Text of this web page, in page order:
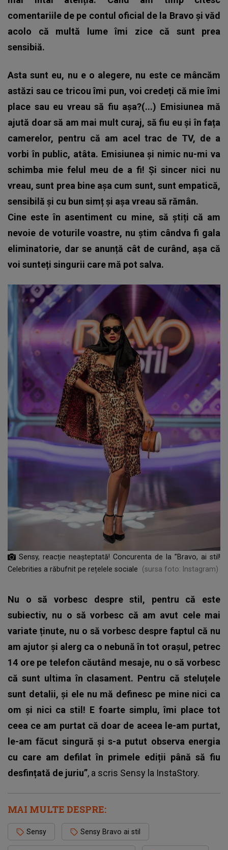
comentariile de pe contul oficial de la Bravo și văd
acolo că multă lume îmi zice că sunt prea
sensibiă.
Asta sunt eu, nu e o alegere, nu este ce mâncăm
astăzi sau ce tricou îmi pun, voi credeți că mie îmi
place sau eu vreau să fiu așa?(...) Emisiunea mă
ajută doar să am mai mult curaj, să fiu eu și în fața
camerelor, pentru că am acel trac de TV, de a
vorbi în public, atâta. Emisiunea și nimic nu-mi va
schimba mie felul meu de a fi! Și sincer nici nu
vreau, sunt prea bine așa cum sunt, sunt empatică,
sensibilă și cu bun simț și așa vreau să rămân.
Cine este în asentiment cu mine, să știți că am
nevoie de voturile voastre, nu știm cândva fi gala
eliminatorie, dar se anunță cât de curând, așa că
voi sunteți singurii care mă pot salva.
Sensy, reacție neașteptată! Concurenta de la ”Bravo, ai stil!
Celebrities a răbufnit pe rețelele sociale
(sursa foto: Instagram)
Nu o să vorbesc despre stil, pentru că este
subiectiv, nu o să vorbesc că am avut cele mai
variate ținute, nu o să vorbesc despre faptul că nu
am ajutor și alerg ca o nebună în tot orașul, petrec
14 ore pe telefon căutând mesaje, nu o să vorbesc
că sunt ultima în clasament. Pentru că steluțele
sunt detalii, și ele nu mă definesc pe mine nici ca
om și nici ca stil! E foarte simplu, îmi place tot
ceea ce am purtat că doar de aceea le-am purtat,
le-am făcut singură și s-a putut observa energia
cu care am defilat în primele ediții până să fiu
desfințată de juriu”, a scris Sensy la InstaStory.
MAI MULTE DESPRE:
Sensy Sensy Bravo ai stil